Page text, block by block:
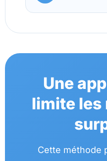
Une
limite les
Cette méthode